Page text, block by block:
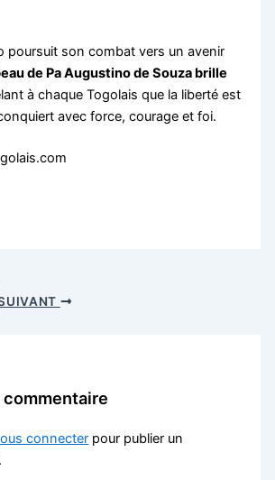
poursuit son combat vers un avenir
de Pa Augustino de Souza brille
à chaque Togolais que la liberté est
avec force, courage et foi.
commentaire
connecter pour publier un